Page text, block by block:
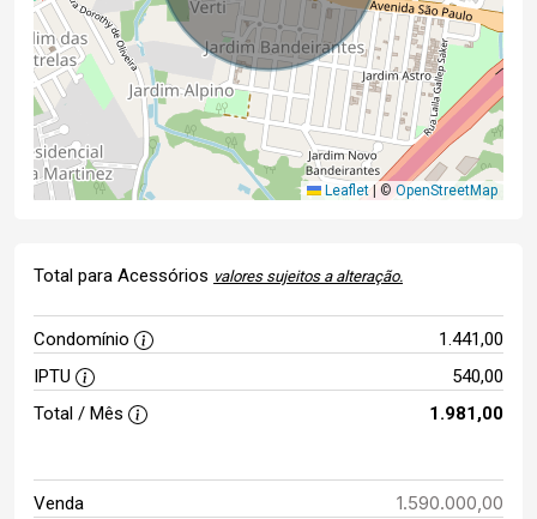
Leaflet | © OpenStreetMap
Total para Acessórios valores sujeitos a alteração.
Condomínio
1.441,00
IPTU
540,00
Total / Mês
1.981,00
Venda 1.590.000,00